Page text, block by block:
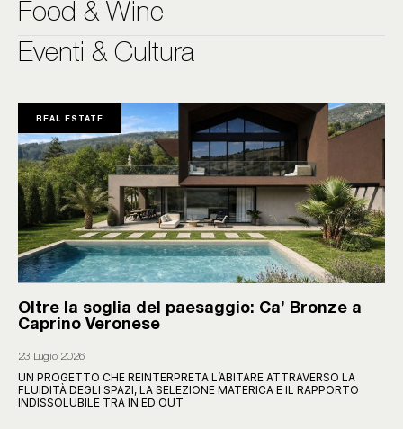
Food & Wine
Eventi & Cultura
REAL ESTATE
Oltre la soglia del paesaggio: Ca’ Bronze a
Caprino Veronese
23 Luglio 2026
UN PROGETTO CHE REINTERPRETA L’ABITARE ATTRAVERSO LA
FLUIDITÀ DEGLI SPAZI, LA SELEZIONE MATERICA E IL RAPPORTO
INDISSOLUBILE TRA IN ED OUT